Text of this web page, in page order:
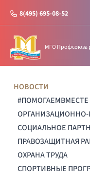
8(495) 695-08-52
МГО Профсоюза
НОВОСТИ
#ПОМОГАЕМВМЕСТЕ
ОРГАНИЗАЦИОННО-
СОЦИАЛЬНОЕ
ПРАВОЗАЩИТНАЯ
ОХРАНА ТРУДА
СПОРТИВНЫЕ